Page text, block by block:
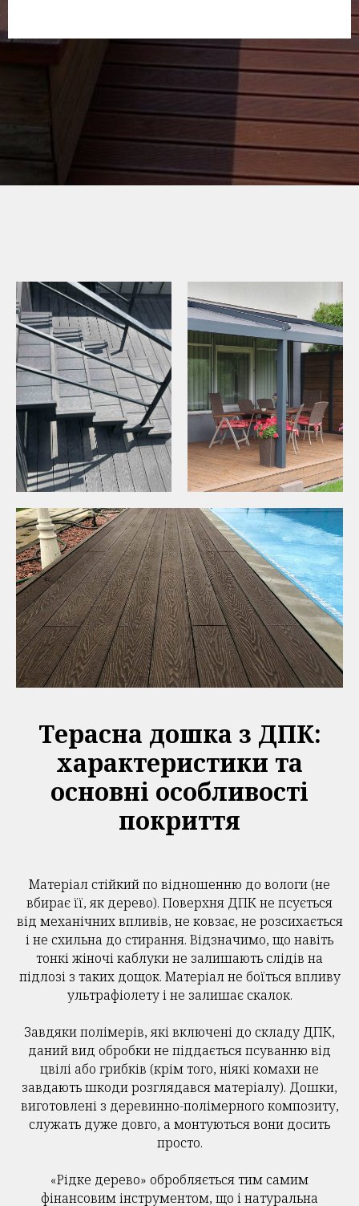
Терасна дошка з ДПК:
характеристики та
основні особливості
покриття
Матеріал стійкий по відношенню до вологи (не
вбирає її, як дерево). Поверхня ДПК не псується
від механічних впливів, не ковзає, не розсихається
і не схильна до стирання. Відзначимо, що навіть
тонкі жіночі каблуки не залишають слідів на
підлозі з таких дощок. Матеріал не боїться впливу
ультрафіолету і не залишає скалок.
Завдяки полімерів, які включені до складу ДПК,
даний вид обробки не піддається псуванню від
цвілі або грибків (крім того, ніякі комахи не
завдають шкоди розглядався матеріалу). Дошки,
виготовлені з деревинно-полімерного композиту,
служать дуже довго, а монтуються вони досить
просто.
«Рідке дерево» обробляється тим самим
фінансовим інструментом, що і натуральна